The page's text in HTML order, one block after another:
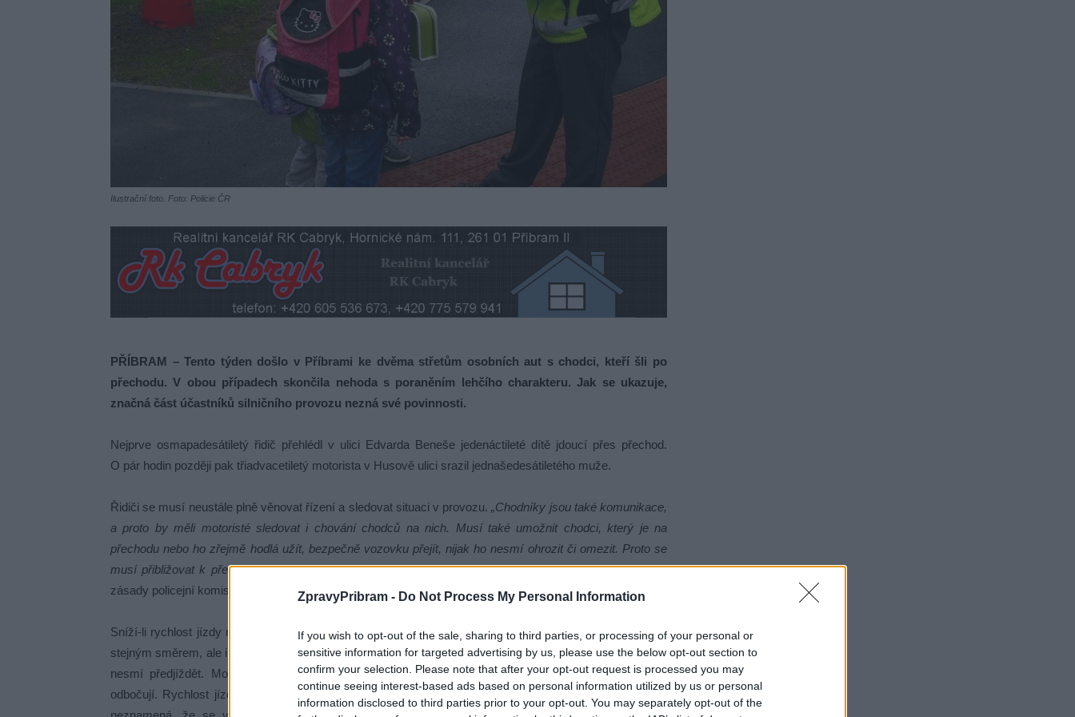
ZpravyPribram - Do Not Process My Personal Information
If you wish to opt-out of the sale, sharing to third parties, or processing of your personal or
sensitive information for targeted advertising by us, please use the below opt-out section to
confirm your selection. Please note that after your opt-out request is processed you may
continue seeing interest-based ads based on personal information utilized by us or personal
information disclosed to third parties prior to your opt-out. You may separately opt-out of the
Ilustrační foto. Foto: Policie ČR
PŘÍBRAM – Tento týden došlo v Příbrami ke dvěma střetům osobních aut s chodci, kteří šli po
přechodu. V obou případech skončila nehoda s poraněním lehčího charakteru. Jak se ukazuje,
značná část účastníků silničního provozu nezná své povinnosti.
Nejprve osmapadesátiletý řidič přehlédl v ulici Edvarda Beneše jedenáctileté dítě jdoucí přes přechod.
O pár hodin později pak třiadvacetiletý motorista v Husově ulici srazil jednašedesátiletého muže.
Řidiči se musí neustále plně věnovat řízení a sledovat situaci v provozu.„Chodníky jsou také komunikace,
a proto by měli motoristé sledovat i chování chodců na nich. Musí také umožnit chodci, který je na
přechodu nebo ho zřejmě hodlá užít, bezpečně vozovku přejít, nijak ho nesmí ohrozit či omezit. Proto se
musí přibližovat k přechodu pro chodce takovou rychlostí, aby mohl vozidlo zastavit,“připomíná hlavní
zásady policejní komisařka Monika Schindlová.
Sníží-li rychlost jízdy nebo zastaví-li před přechodem, totéž musí učinit nejen řidiči dalších aut jedoucích
stejným směrem, ale i řidiči protijedoucích vozů. Na přechodech pro chodce a bezprostředně před nimi se
nesmí předjíždět. Motoristé také nesmí ohrozit chodce přecházející pozemní komunikaci, na kterou
odbočují. Rychlost jízdy v obci je obecnou úpravou stanovena na maximálně 50 km v hodině, to však